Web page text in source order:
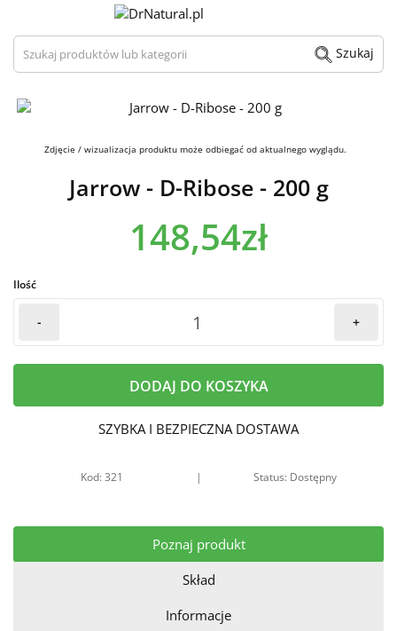
Szukaj produktów lub kategorii Szukaj
Zdjęcie / wizualizacja produktu może odbiegać od aktualnego wyglądu.
Jarrow - D-Ribose - 200 g
148,54zł
Ilość
- +
DODAJ DO KOSZYKA
SZYBKA I BEZPIECZNA DOSTAWA
Kod: 321 | Status: Dostępny
Poznaj produkt
Skład
Informacje